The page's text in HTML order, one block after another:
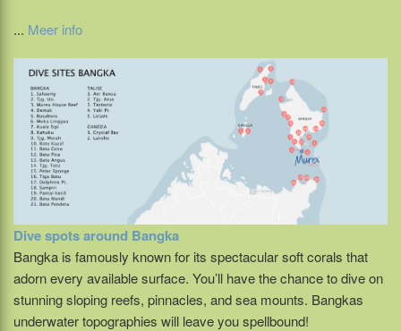
... Meer info
Dive spots around Bangka
Bangka is famously known for its spectacular soft corals that
adorn every available surface. You’ll have the chance to dive on
stunning sloping reefs, pinnacles, and sea mounts. Bangkas
underwater topographies will leave you spellbound!